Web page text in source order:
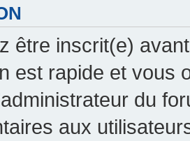
être inscrit(e)
est rapide et
du
aux